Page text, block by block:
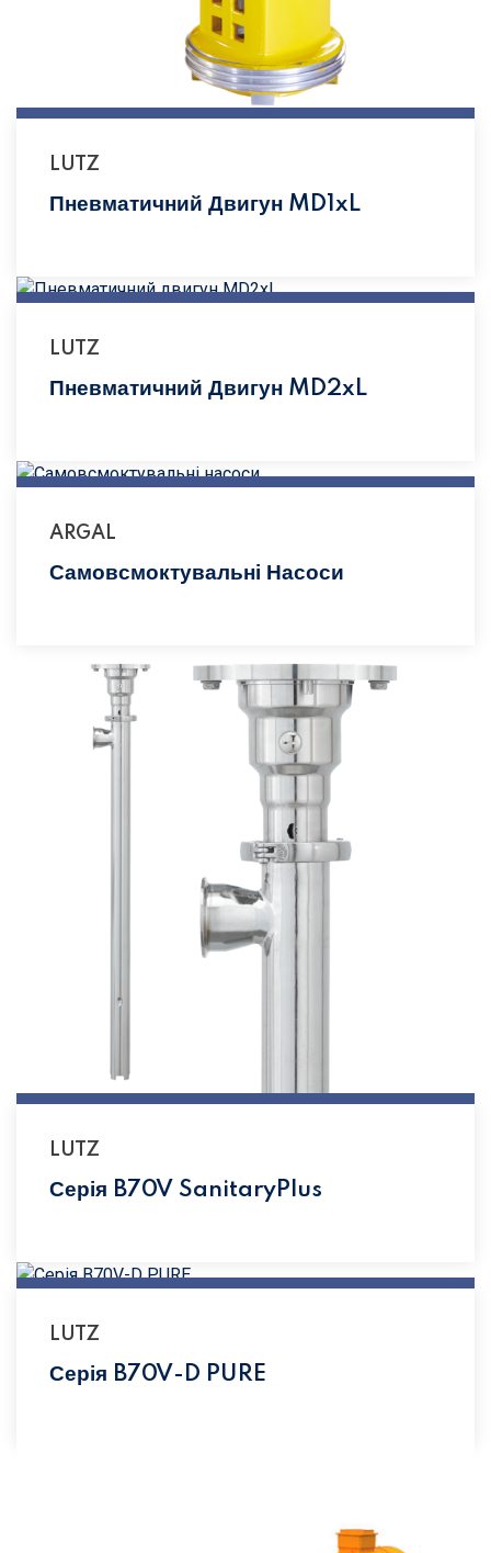
LUTZ
Пневматичний Двигун MD1xL
LUTZ
Пневматичний Двигун MD2xL
ARGAL
Самовсмоктувальні Насоси
LUTZ
Серія B70V SanitaryPlus
LUTZ
Серія B70V-D PURE